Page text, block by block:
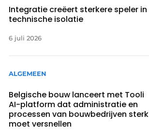
Integratie creëert sterkere speler in
technische isolatie
6 juli 2026
ALGEMEEN
Belgische bouw lanceert met Tooli
AI-platform dat administratie en
processen van bouwbedrijven sterk
moet versnellen